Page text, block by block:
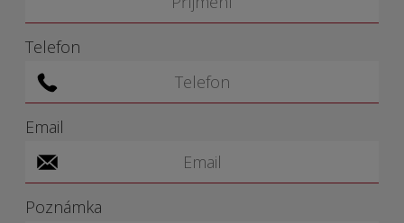
Telefon
Email
Poznámka